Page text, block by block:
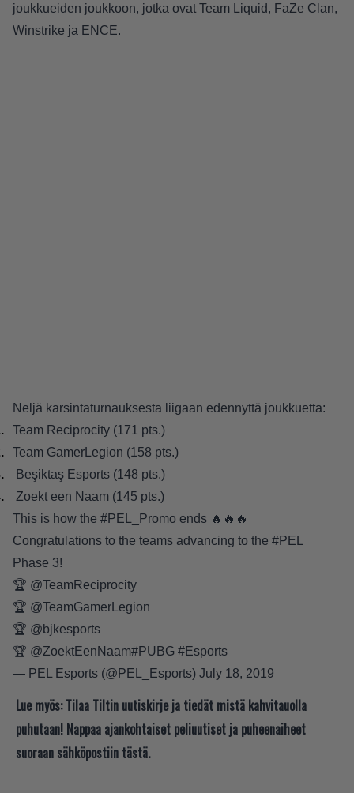
joukkueiden joukkoon, jotka ovat Team Liquid, FaZe Clan,
Winstrike ja ENCE.
Neljä karsintaturnauksesta liigaan edennyttä joukkuetta:
Team Reciprocity (171 pts.)
Team GamerLegion (158 pts.)
Beşiktaş Esports (148 pts.)
Zoekt een Naam (145 pts.)
This is how the #PEL_Promo ends 🔥🔥🔥
Congratulations to the teams advancing to the #PEL
Phase 3!
🏆 @TeamReciprocity
🏆 @TeamGamerLegion
🏆 @bjkesports
🏆 @ZoektEenNaam#PUBG #Esports
— PEL Esports (@PEL_Esports) July 18, 2019
Lue myös: Tilaa Tiltin uutiskirje ja tiedät mistä kahvitauolla
puhutaan! Nappaa ajankohtaiset peliuutiset ja puheenaiheet
suoraan sähköpostiin tästä.